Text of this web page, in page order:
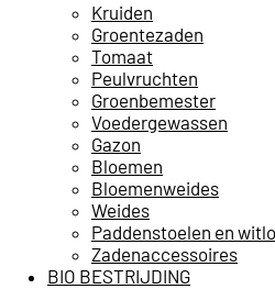
Kruiden
Groentezaden
Tomaat
Peulvruchten
Groenbemester
Voedergewassen
Gazon
Bloemen
Bloemenweides
Weides
Paddenstoelen en
Zadenaccessoires
BIO BESTRIJDING